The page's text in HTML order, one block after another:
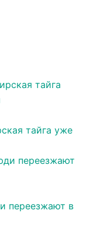
тайга уже
переезжают в